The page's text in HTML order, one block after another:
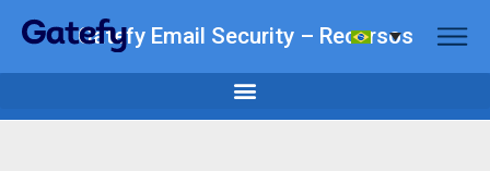
Gatefy Email Security – Recursos